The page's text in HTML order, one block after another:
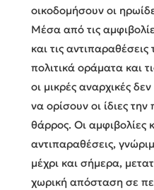
οικοδομήσουν οι
Μέσα από τις
και τις
πολιτικά οράματα και
οι μικρές αναρχικές
να ορίσουν οι ίδιες
θάρρος. Οι αμφιβολίες
αντιπαραθέσεις,
μέχρι και σήμερα,
χωρική απόσταση σε